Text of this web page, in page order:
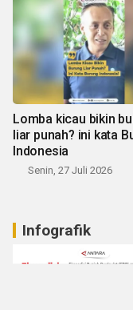
Lomba kicau bikin
liar punah? ini kata
Indonesia
Senin, 27 Juli 2026
Infografik